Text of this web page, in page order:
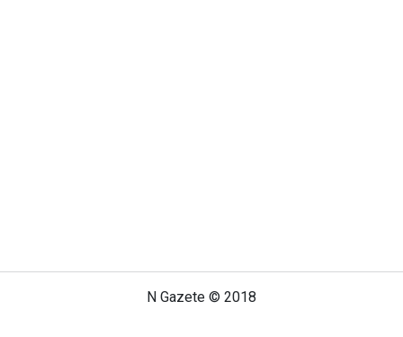
N Gazete © 2018